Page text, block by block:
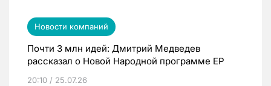
Новости компаний
Почти 3 млн идей: Дмитрий Медведев
рассказал о Новой Народной программе ЕР
20:10 / 25.07.26